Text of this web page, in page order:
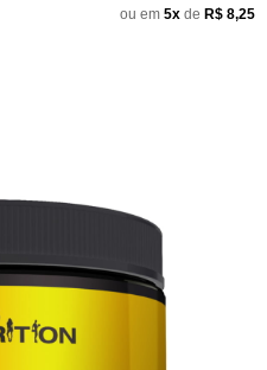
ou em 5x de R$ 8,25